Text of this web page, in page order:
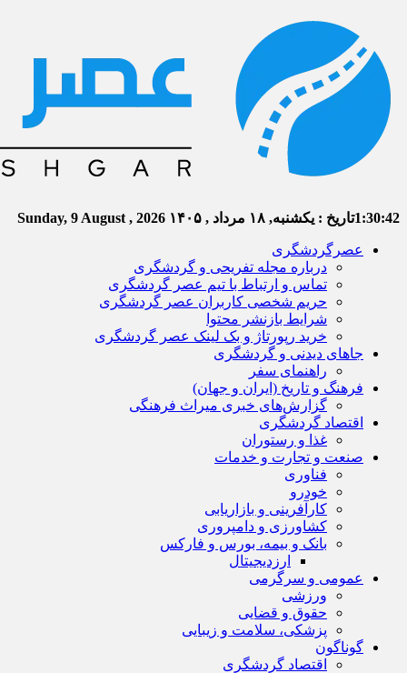
1:30:43تاریخ : یکشنبه, ۱۸ مرداد , ۱۴۰۵ Sunday, 9 August , 2026
عصرگردشگری
درباره مجله تفریحی و گردشگری
تماس و ارتباط با تیم عصر گردشگری
حریم شخصی کاربران عصر گردشگری
شرایط بازنشر محتوا
خرید رپورتاژ و بک لینک عصر گردشگری
جاهای دیدنی و گردشگری
راهنمای سفر
فرهنگ و تاریخ (ایران و جهان)
گزارش‌های خبری میراث فرهنگی
اقتصاد گردشگری
غذا و رستوران
صنعت و تجارت و خدمات
فناوری
خودرو
کارآفرینی و بازاریابی
کشاورزی و دامپروری
بانک و بیمه، بورس و فارکس
ارزدیجیتال
عمومی و سرگرمی
ورزشی
حقوق و قضایی
پزشکی، سلامت و زیبایی
گوناگون
اقتصاد گردشگری